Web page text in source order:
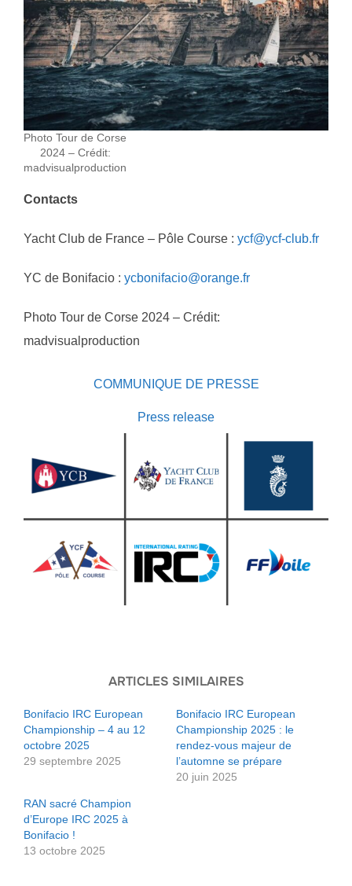
Photo Tour de Corse
2024 – Crédit:
madvisualproduction
Contacts
Yacht Club de France – Pôle Course : ycf@ycf-club.fr
YC de Bonifacio : ycbonifacio@orange.fr
Photo Tour de Corse 2024 – Crédit:
madvisualproduction
COMMUNIQUE DE PRESSE
Press release
ARTICLES SIMILAIRES
Bonifacio IRC European
Championship – 4 au 12
octobre 2025
29 septembre 2025
Bonifacio IRC European
Championship 2025 : le
rendez-vous majeur de
l’automne se prépare
20 juin 2025
RAN sacré Champion
d’Europe IRC 2025 à
Bonifacio !
13 octobre 2025